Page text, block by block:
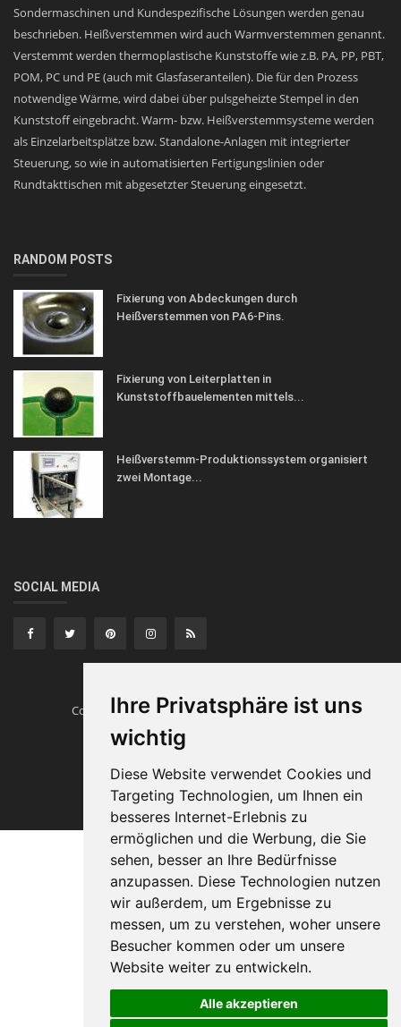
Ihre Privatsphäre ist uns
wichtig
Diese Website verwendet Cookies und
Targeting Technologien, um Ihnen ein
besseres Internet-Erlebnis zu
ermöglichen und die Werbung, die Sie
sehen, besser an Ihre Bedürfnisse
anzupassen. Diese Technologien nutzen
wir außerdem, um Ergebnisse zu
messen, um zu verstehen, woher unsere
Besucher kommen oder um unsere
Website weiter zu entwickeln.
Alle akzeptieren
Sondermaschinen und Kundespezifische Lösungen werden genau
beschrieben. Heißverstemmen wird auch Warmverstemmen genannt.
Verstemmt werden thermoplastische Kunststoffe wie z.B. PA, PP, PBT,
POM, PC und PE (auch mit Glasfaseranteilen). Die für den Prozess
notwendige Wärme, wird dabei über pulsgeheizte Stempel in den
Kunststoff eingebracht. Warm- bzw. Heißverstemmsysteme werden
als Einzelarbeitsplätze bzw. Standalone-Anlagen mit integrierter
Steuerung, so wie in automatisierten Fertigungslinien oder
Rundtakttischen mit abgesetzter Steuerung eingesetzt.
RANDOM POSTS
Fixierung von Abdeckungen durch
Heißverstemmen von PA6-Pins.
Fixierung von Leiterplatten in
Kunststoffbauelementen mittels...
Heißverstemm-Produktionssystem organisiert
zwei Montage...
SOCIAL MEDIA
Copyright © Heissverstemmen.techTraumautos
Impressum